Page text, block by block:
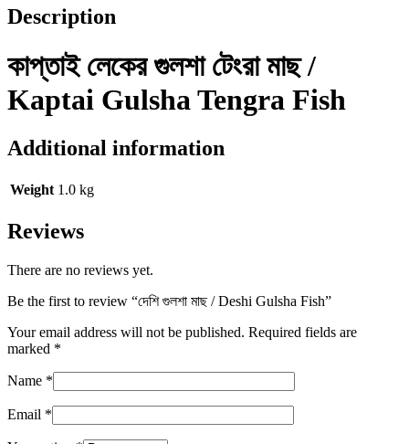
Description
কাপ্তাই লেকের গুলশা টেংরা মাছ /
Kaptai Gulsha Tengra Fish
Additional information
Weight 1.0 kg
Reviews
There are no reviews yet.
Be the first to review “দেশি গুলশা মাছ / Deshi Gulsha Fish”
Your email address will not be published. Required fields are
marked *
Name *
Email *